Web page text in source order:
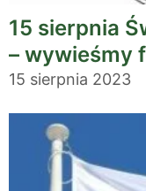
15 sierpnia
– wywieśmy
15 sierpnia 2023